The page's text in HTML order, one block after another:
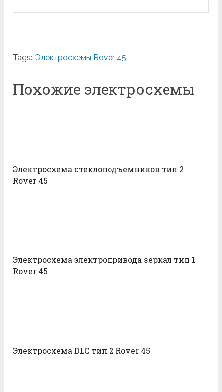
Tags: Электросхемы Rover 45
Похожие электросхемы
Электросхема стеклоподъемников тип 2
Rover 45
Электросхема электропривода зеркал тип 1
Rover 45
Электросхема DLC тип 2 Rover 45